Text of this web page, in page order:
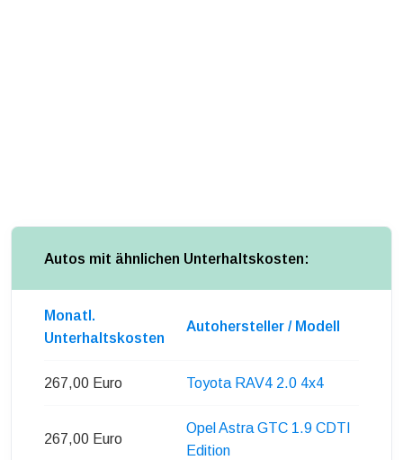
Autos mit ähnlichen Unterhaltskosten:
Monatl.
Unterhaltskosten
Autohersteller / Modell
267,00 Euro Toyota RAV4 2.0 4x4
267,00 Euro
Opel Astra GTC 1.9 CDTI
Edition